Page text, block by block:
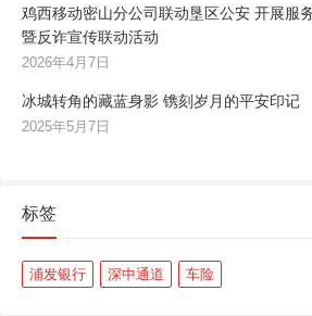
鸡西移动密山分公司联动垦区公安 开展服
暨反诈宣传联动活动
2026年4月7日
冰城转角的藏蓝身影 镌刻岁月的平安印记
2025年5月7日
标签
浦发银行 深中通道 车险